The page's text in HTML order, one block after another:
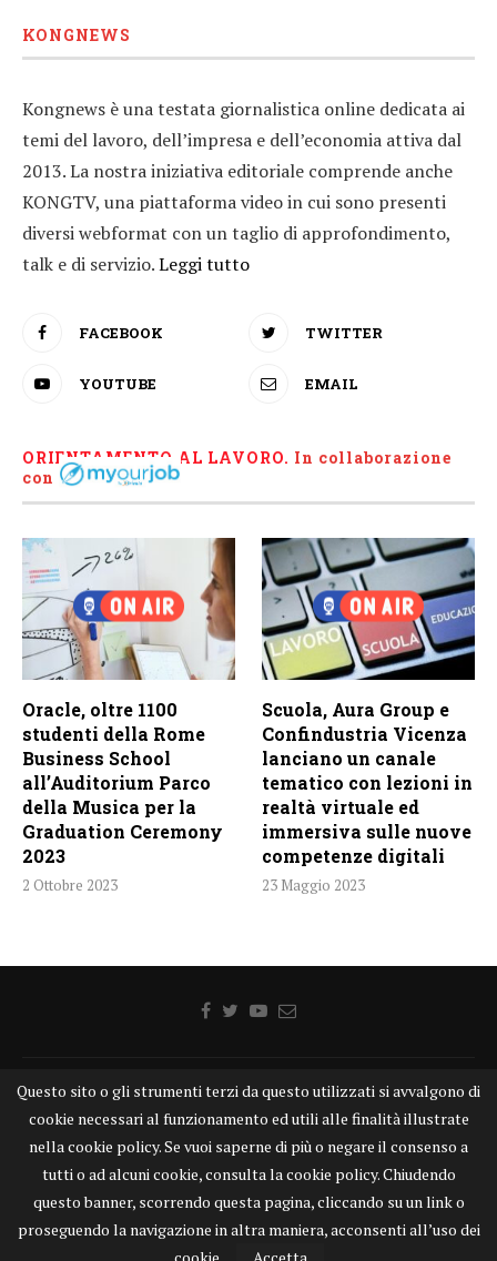
KONGNEWS
Kongnews è una testata giornalistica online dedicata ai
temi del lavoro, dell’impresa e dell’economia attiva dal
2013. La nostra iniziativa editoriale comprende anche
KONGTV, una piattaforma video in cui sono presenti
diversi webformat con un taglio di approfondimento,
talk e di servizio.Leggi tutto
FACEBOOK TWITTER
YOUTUBE EMAIL
ORIENTAMENTO AL LAVORO. In collaborazione
con
Oracle, oltre 1100
studenti della Rome
Business School
all’Auditorium Parco
della Musica per la
Graduation Ceremony
2023
2 Ottobre 2023
Scuola, Aura Group e
Confindustria Vicenza
lanciano un canale
tematico con lezioni in
realtà virtuale ed
immersiva sulle nuove
competenze digitali
23 Maggio 2023
Home Chi siamo Disclaimer Cookie Contatti
Privacy Policy KONGTV
KONGnews ©KONG Comunicazione s.r.l. - P.IVA: 15049871005
Alcune delle foto pubblicate su KONGnews.it sono state prese da Internet,
e valutate di pubblico dominio. Qualora i soggetti o gli autori delle stesse
avessero qualcosa da eccepire alla loro pubblicazione, non esitino a
segnalarlo alla redazione. Contatti:
Questo sito o gli strumenti terzi da questo utilizzati si avvalgono di
cookie necessari al funzionamento ed utili alle finalità illustrate
nella cookie policy. Se vuoi saperne di più o negare il consenso a
tutti o ad alcuni cookie, consulta la cookie policy. Chiudendo
questo banner, scorrendo questa pagina, cliccando su un link o
proseguendo la navigazione in altra maniera, acconsenti all’uso dei